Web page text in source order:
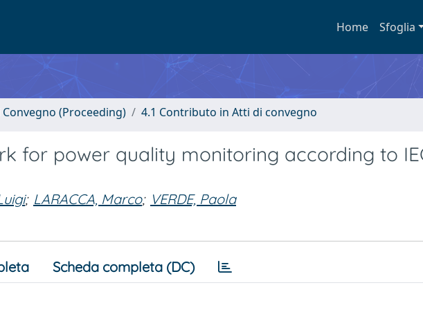
Home Sfoglia
(Proceeding) 4.1 Contributo in Atti di convegno
for power quality monitoring according to
; LARACCA, Marco; VERDE, Paola
Scheda completa (DC)